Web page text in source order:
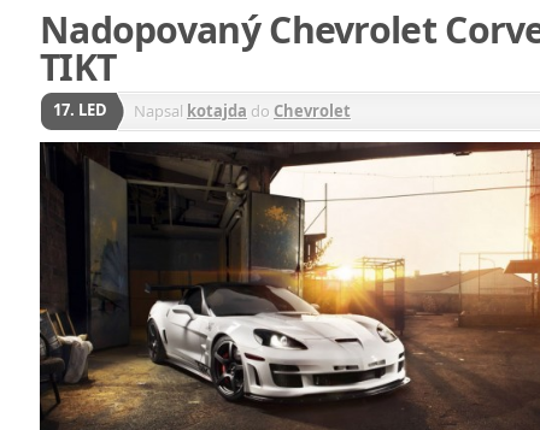
Nadopovaný Chevrolet
TIKT
17. LED Napsal kotajda do Chevrolet